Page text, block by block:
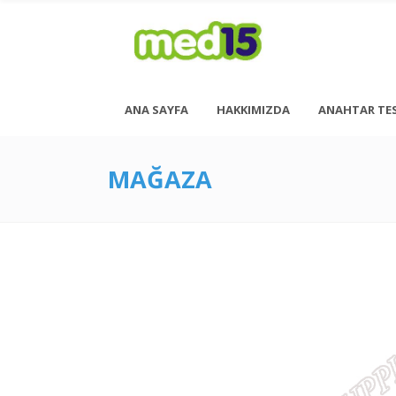
Pazartesi - Cuma 08:00 - 18:00
<h6 style= “font-size: 13px; font-weight: 600;
ANA SAYFA HAKKIMIZDA ANAHTAR
MAĞAZA